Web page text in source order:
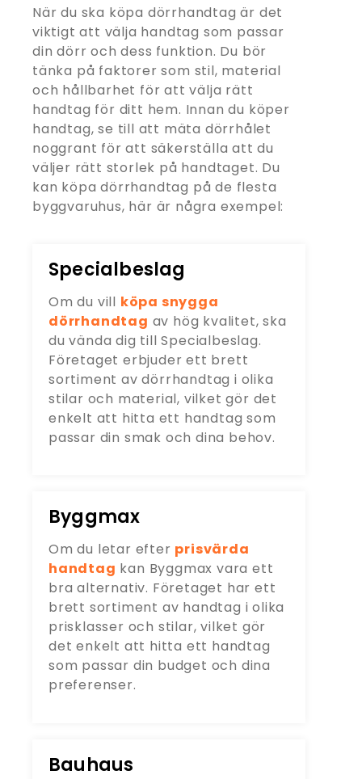
När du ska köpa dörrhandtag är det
viktigt att välja handtag som passar
din dörr och dess funktion. Du bör
tänka på faktorer som stil, material
och hållbarhet för att välja rätt
handtag för ditt hem. Innan du köper
handtag, se till att mäta dörrhålet
noggrant för att säkerställa att du
väljer rätt storlek på handtaget. Du
kan köpa dörrhandtag på de flesta
byggvaruhus, här är några exempel:
Specialbeslag
Om du vill köpa snygga
dörrhandtag av hög kvalitet, ska
du vända dig till Specialbeslag.
Företaget erbjuder ett brett
sortiment av dörrhandtag i olika
stilar och material, vilket gör det
enkelt att hitta ett handtag som
passar din smak och dina behov.
Byggmax
Om du letar efter prisvärda
handtag kan Byggmax vara ett
bra alternativ. Företaget har ett
brett sortiment av handtag i olika
prisklasser och stilar, vilket gör
det enkelt att hitta ett handtag
som passar din budget och dina
preferenser.
Bauhaus